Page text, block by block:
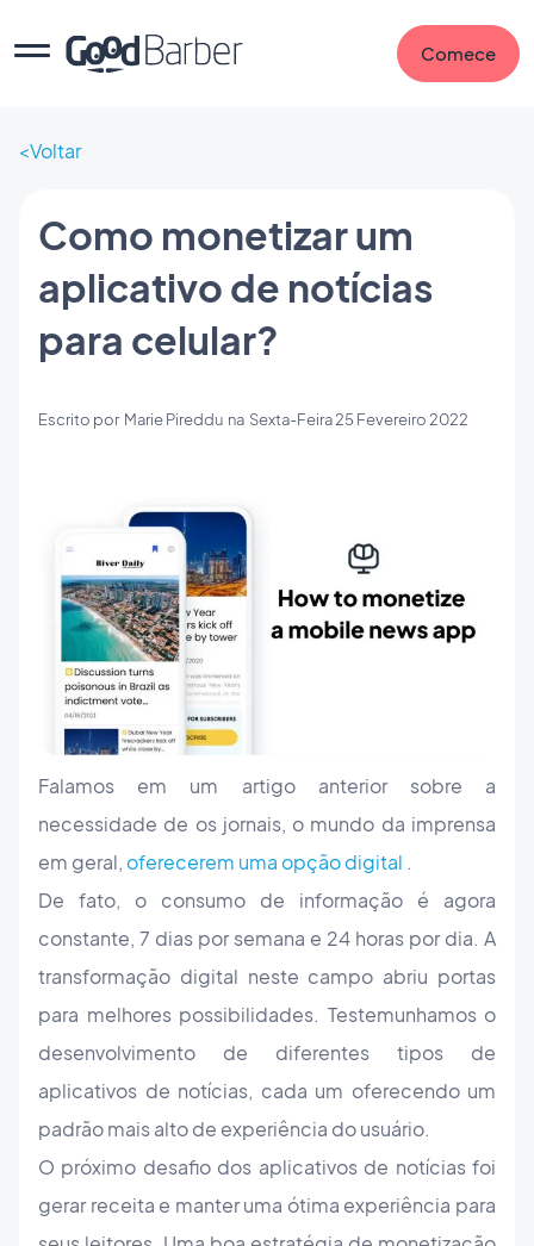
Comece
Voltar
Como monetizar um
aplicativo de notícias
para celular?
Escrito por Marie Pireddu na Sexta-Feira 25 Fevereiro 2022
Falamos em um artigo anterior sobre a
necessidade de os jornais, o mundo da imprensa
em geral, oferecerem uma opção digital .
De fato, o consumo de informação é agora
constante, 7 dias por semana e 24 horas por dia. A
transformação digital neste campo abriu portas
para melhores possibilidades. Testemunhamos o
desenvolvimento de diferentes tipos de
aplicativos de notícias, cada um oferecendo um
padrão mais alto de experiência do usuário.
O próximo desafio dos aplicativos de notícias foi
gerar receita e manter uma ótima experiência para